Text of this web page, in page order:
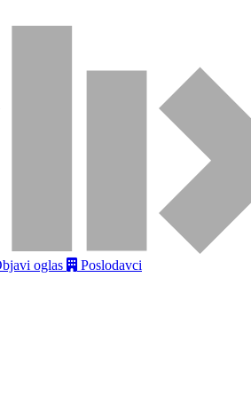
oglas Poslodavci